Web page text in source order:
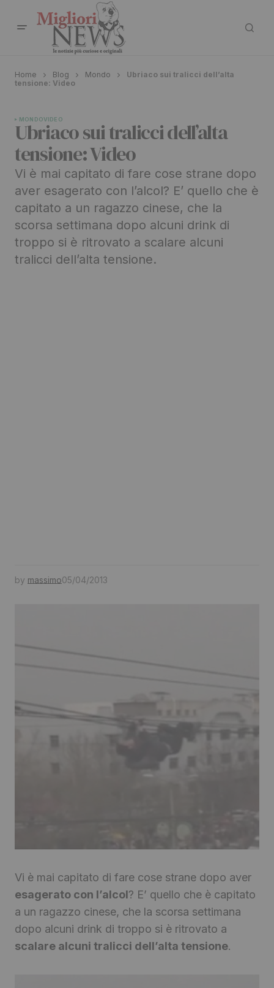
Home Blog Mondo
Ubriaco sui tralicci dell’alta
tensione: Video
MONDOVIDEO
Ubriaco sui tralicci dell’alta
tensione: Video
Vi è mai capitato di fare cose strane dopo
aver esagerato con l’alcol? E’ quello che è
capitato a un ragazzo cinese, che la
scorsa settimana dopo alcuni drink di
troppo si è ritrovato a scalare alcuni
tralicci dell’alta tensione.
by massimo05/04/2013
Vi è mai capitato di fare cose strane dopo aver
esagerato con l’alcol? E’ quello che è capitato
a un ragazzo cinese, che la scorsa settimana
dopo alcuni drink di troppo si è ritrovato a
scalare alcuni tralicci dell’alta tensione.